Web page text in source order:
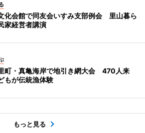
化会館で同友会いすみ支部例会 里山暮ら
家経営者講演
町・真亀海岸で地引き網大会 470人来
もが伝統漁体験
もっと見る